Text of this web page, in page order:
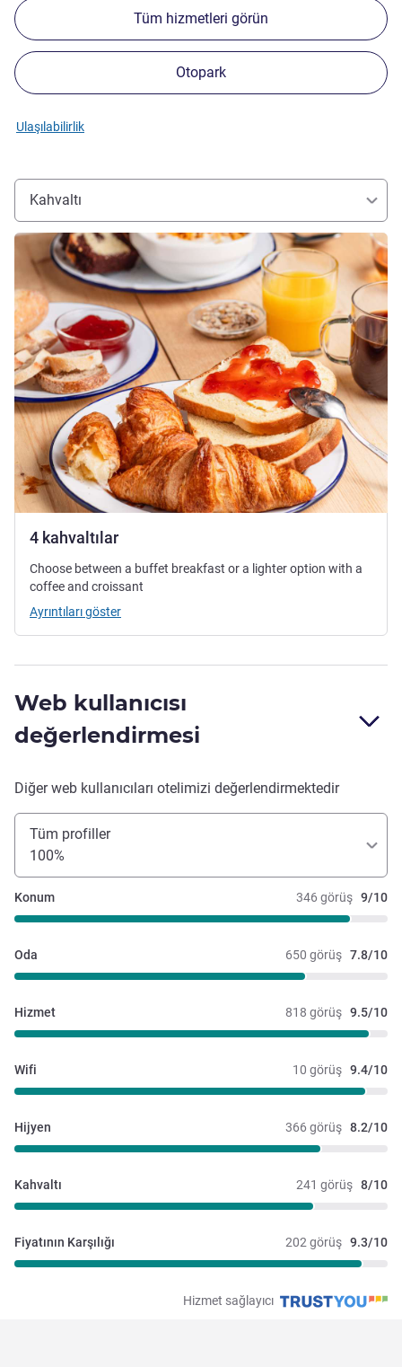
Tüm hizmetleri görün
Otopark
Ulaşılabilirlik
Kahvaltı
4 kahvaltılar
Ayrıntıları göster
Choose between a buffet breakfast or a lighter option with a
coffee and croissant
Ayrıntıları göster
Web kullanıcısı
değerlendirmesi
Diğer web kullanıcıları otelimizi değerlendirmektedir
Tüm profiller
100%
346 görüş 9/10
Konum
650 görüş 7.8/10
Oda
818 görüş 9.5/10
Hizmet
10 görüş 9.4/10
Wifi
366 görüş 8.2/10
Hijyen
241 görüş 8/10
Kahvaltı
202 görüş 9.3/10
Fiyatının Karşılığı
Hizmet sağlayıcı